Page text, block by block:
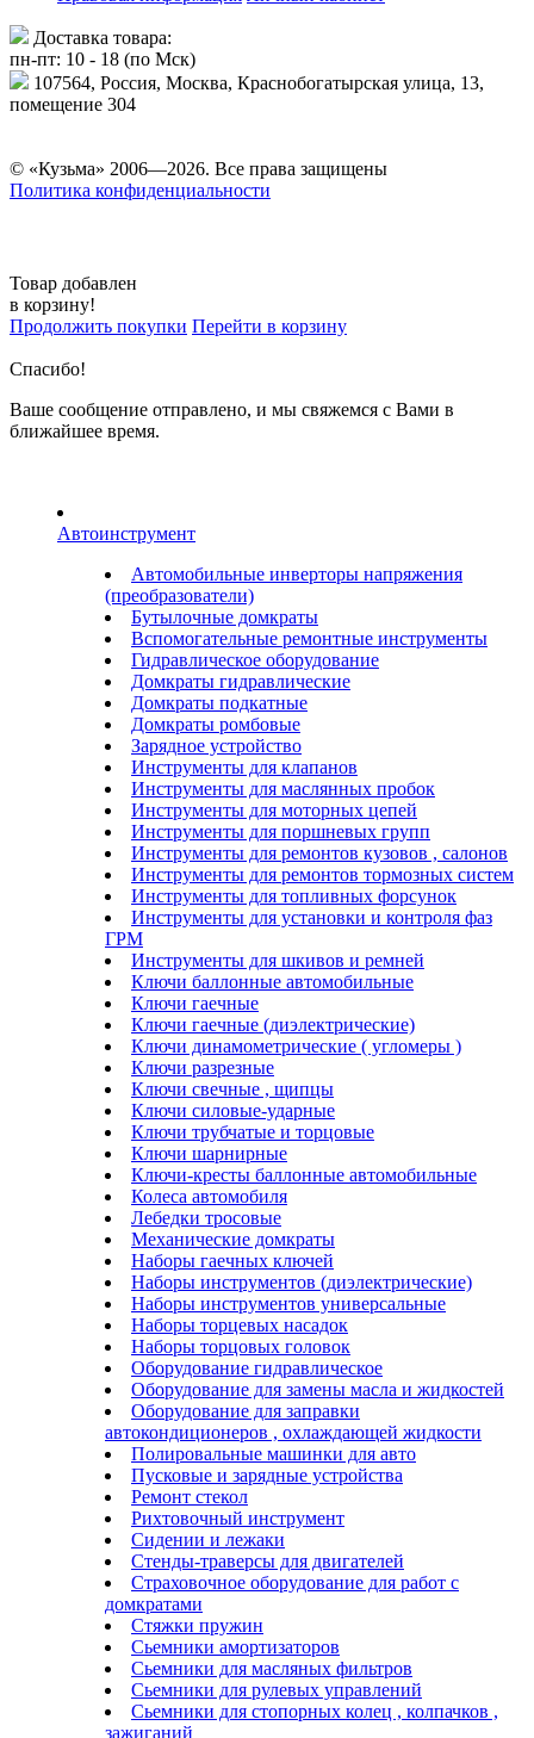
Доставка товара:
пн-пт: 10 - 18 (по Мск)
107564, Россия, Москва, Краснобогатырская улица, 13,
помещение 304
© «Кузьма» 2006—2026. Все права защищены
Политика конфиденциальности
Товар добавлен
в корзину!
Продолжить покупки Перейти в корзину
Спасибо!
Ваше сообщение отправлено, и мы свяжемся с Вами в
ближайшее время.
Автоинструмент
Автомобильные инверторы напряжения
(преобразователи)
Бутылочные домкраты
Вспомогательные ремонтные инструменты
Гидравлическое оборудование
Домкраты гидравлические
Домкраты подкатные
Домкраты ромбовые
Зарядное устройство
Инструменты для клапанов
Инструменты для маслянных пробок
Инструменты для моторных цепей
Инструменты для поршневых групп
Инструменты для ремонтов кузовов , салонов
Инструменты для ремонтов тормозных систем
Инструменты для топливных форсунок
Инструменты для установки и контроля фаз
ГРМ
Инструменты для шкивов и ремней
Ключи баллонные автомобильные
Ключи гаечные
Ключи гаечные (диэлектрические)
Ключи динамометрические ( угломеры )
Ключи разрезные
Ключи свечные , щипцы
Ключи силовые-ударные
Ключи трубчатые и торцовые
Ключи шарнирные
Ключи-кресты баллонные автомобильные
Колеса автомобиля
Лебедки тросовые
Механические домкраты
Наборы гаечных ключей
Наборы инструментов (диэлектрические)
Наборы инструментов универсальные
Наборы торцевых насадок
Наборы торцовых головок
Оборудование гидравлическое
Оборудование для замены масла и жидкостей
Оборудование для заправки
автокондиционеров , охлаждающей жидкости
Полировальные машинки для авто
Пусковые и зарядные устройства
Ремонт стекол
Рихтовочный инструмент
Сидении и лежаки
Стенды-траверсы для двигателей
Страховочное оборудование для работ с
домкратами
Стяжки пружин
Сьемники амортизаторов
Сьемники для масляных фильтров
Сьемники для рулевых управлений
Сьемники для стопорных колец , колпачков ,
зажиганий